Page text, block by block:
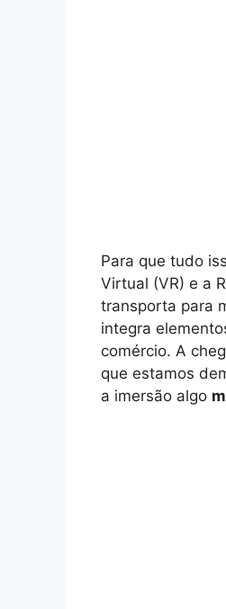
Para que tudo
Virtual (VR) e a
transporta para
integra
comércio. A
que estamos
a imersão algo